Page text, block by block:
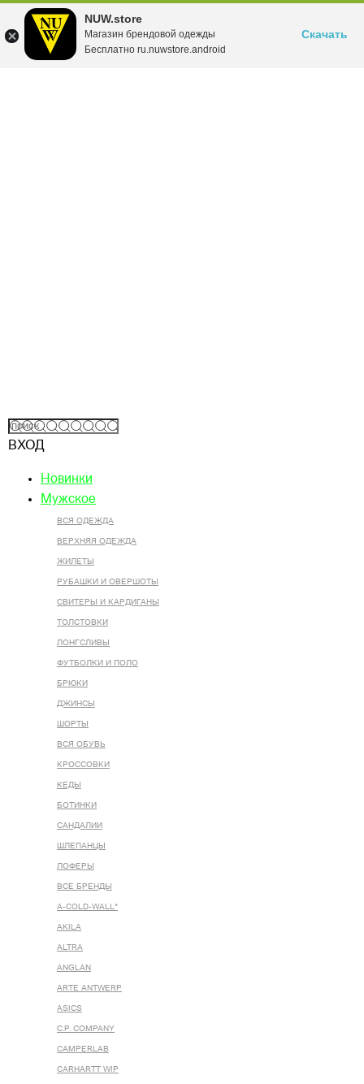
NUW.store
Магазин брендовой одежды
Бесплатно ru.nuwstore.android
Скачать
ВХОД
Новинки
Мужское
ВСЯ ОДЕЖДА
ВЕРХНЯЯ ОДЕЖДА
ЖИЛЕТЫ
РУБАШКИ И ОВЕРШОТЫ
СВИТЕРЫ И КАРДИГАНЫ
ТОЛСТОВКИ
ЛОНГСЛИВЫ
ФУТБОЛКИ И ПОЛО
БРЮКИ
ДЖИНСЫ
ШОРТЫ
ВСЯ ОБУВЬ
КРОССОВКИ
КЕДЫ
БОТИНКИ
САНДАЛИИ
ШЛЕПАНЦЫ
ЛОФЕРЫ
ВСЕ БРЕНДЫ
A-COLD-WALL*
AKILA
ALTRA
ANGLAN
ARTE ANTWERP
ASICS
C.P. COMPANY
CAMPERLAB
CARHARTT WIP